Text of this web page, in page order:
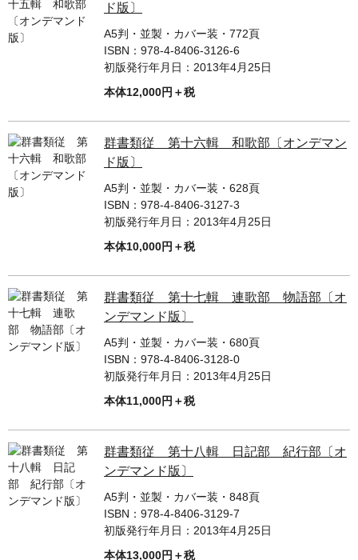
ド版〕
A5判・並製・カバー装・772頁
ISBN： 978-4-8406-3126-6
初版発行年月日： 2013年4月25日
本体12,000円＋税
群書類従 第十六輯 和歌部〔オンデマン
ド版〕
A5判・並製・カバー装・628頁
ISBN： 978-4-8406-3127-3
初版発行年月日： 2013年4月25日
本体10,000円＋税
群書類従 第十七輯 連歌部 物語部〔オ
ンデマンド版〕
A5判・並製・カバー装・680頁
ISBN： 978-4-8406-3128-0
初版発行年月日： 2013年4月25日
本体11,000円＋税
群書類従 第十八輯 日記部 紀行部〔オ
ンデマンド版〕
A5判・並製・カバー装・848頁
ISBN： 978-4-8406-3129-7
初版発行年月日： 2013年4月25日
本体13,000円＋税